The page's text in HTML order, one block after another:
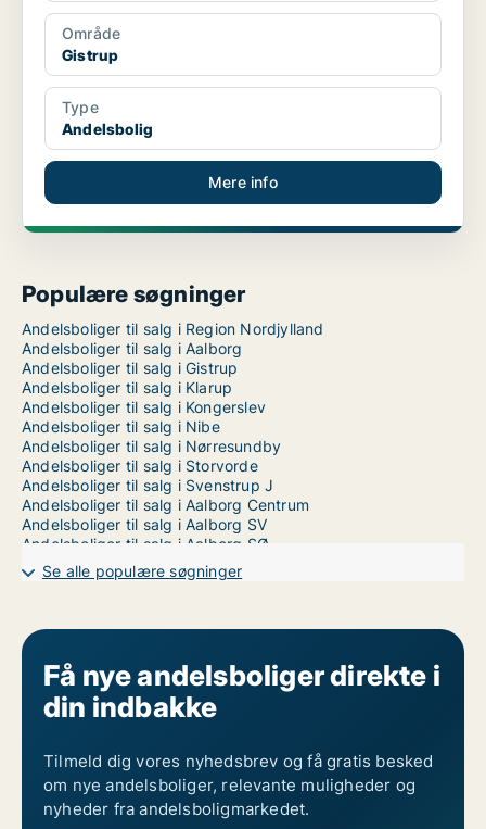
Område
Gistrup
Type
Andelsbolig
Mere info
Populære søgninger
Andelsboliger til salg i Region Nordjylland
Andelsboliger til salg i Aalborg
Andelsboliger til salg i Gistrup
Andelsboliger til salg i Klarup
Andelsboliger til salg i Kongerslev
Andelsboliger til salg i Nibe
Andelsboliger til salg i Nørresundby
Andelsboliger til salg i Storvorde
Andelsboliger til salg i Svenstrup J
Andelsboliger til salg i Aalborg Centrum
Andelsboliger til salg i Aalborg SV
Andelsboliger til salg i Aalborg SØ
Se alle populære søgninger
Få nye andelsboliger direkte i
din indbakke
Tilmeld dig vores nyhedsbrev og få gratis besked
om nye andelsboliger, relevante muligheder og
nyheder fra andelsboligmarkedet.